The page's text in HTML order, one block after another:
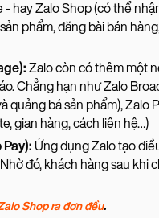
hay Zalo Shop (có thể
phẩm, đăng bài bán
Zalo còn có thêm một
Chẳng hạn như Zalo
quảng bá sản phẩm), Zalo
gian hàng, cách liên hệ…)
Ứng dụng Zalo tạo
đó, khách hàng sau khi
Shop ra đơn đều.